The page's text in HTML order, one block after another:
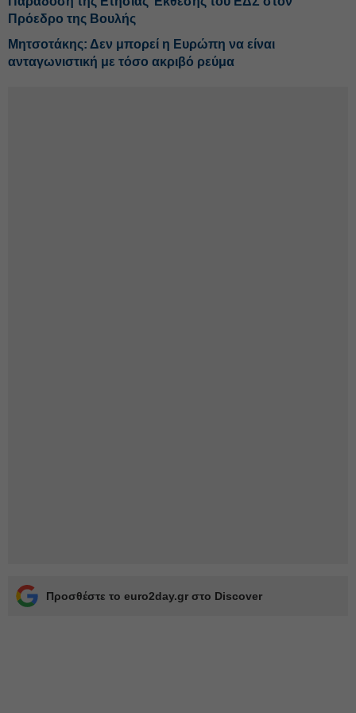
Πρόεδρο της Βουλής
Μητσοτάκης: Δεν μπορεί η Ευρώπη να είναι
ανταγωνιστική με τόσο ακριβό ρεύμα
Προσθέστε το euro2day.gr στο Discover